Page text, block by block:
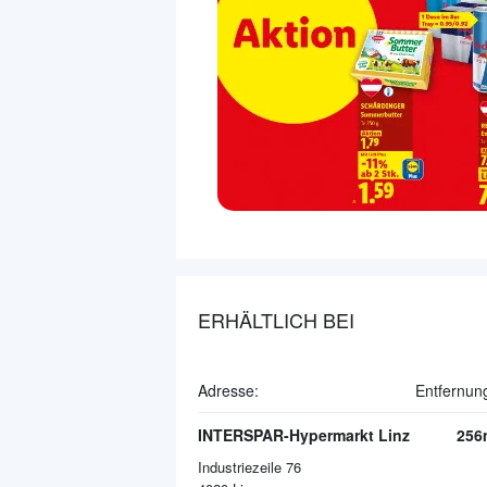
ERHÄLTLICH BEI
Adresse:
INTERSPAR-Hypermarkt Linz
Industriezeile 76